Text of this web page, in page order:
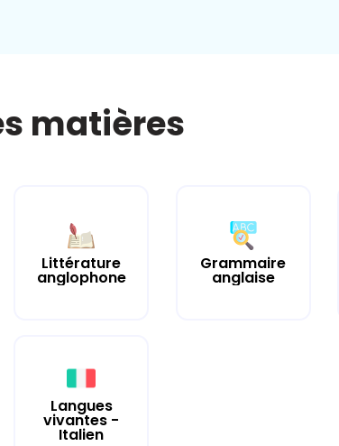
matières
Littérature
anglophone
Grammaire
anglaise
Langues
vivantes -
Italien